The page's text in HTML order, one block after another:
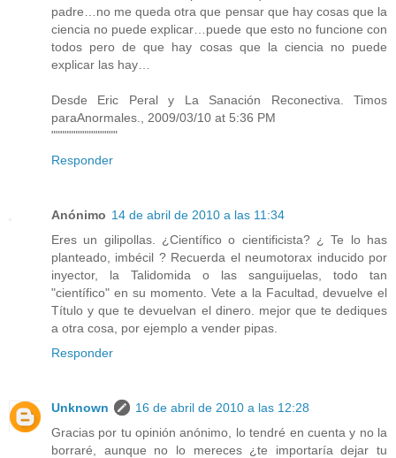
padre…no me queda otra que pensar que hay cosas que la
ciencia no puede explicar…puede que esto no funcione con
todos pero de que hay cosas que la ciencia no puede
explicar las hay…
Desde Eric Peral y La Sanación Reconectiva. Timos
paraAnormales., 2009/03/10 at 5:36 PM
"""""""""""""""
Responder
Anónimo 14 de abril de 2010 a las 11:34
Eres un gilipollas. ¿Científico o cientificista? ¿ Te lo has
planteado, imbécil ? Recuerda el neumotorax inducido por
inyector, la Talidomida o las sanguijuelas, todo tan
"científico" en su momento. Vete a la Facultad, devuelve el
Título y que te devuelvan el dinero. mejor que te dediques
a otra cosa, por ejemplo a vender pipas.
Responder
Unknown
16 de abril de 2010 a las 12:28
Gracias por tu opinión anónimo, lo tendré en cuenta y no la
borraré, aunque no lo mereces ¿te importaría dejar tu